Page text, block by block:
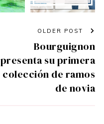
OLDER POST
Bourguignon
presenta su primera
colección de ramos
de novia